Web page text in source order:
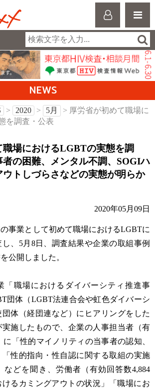
NEWS
> 2020 > 5月
> 厚労省が初めて職場に
を調査・公表
職場におけるLGBTの実態を調
の困難、メンタル不調、SOGIハ
ウトしづらさなどの実態が明らか
2020年05月09日
事業として初めて職場におけるLGBTに
、5月8日、調査結果や企業の取組事例
公開しました。
職場におけるダイバーシティ推進事
団体（LGBT法連合会や虹色ダイバーシ
体（経団連など）にヒアリングをした
実施したもので、企業の人事担当者（有
に「性的マイノリティの当事者の認知、
性的指向・性自認に関する取組の実施
などを聞き、労働者（有効回答数4,884
るカミングアウトの状況」「職場にお